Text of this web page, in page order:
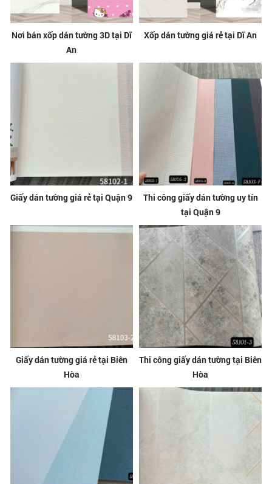
Nơi bán xốp dán tường 3D tại Dĩ
An
Xốp dán tường giá rẻ tại Dĩ An
Giấy dán tường giá rẻ tại Quận 9
Thi công giấy dán tường uy tín
tại Quận 9
Giấy dán tường giá rẻ tại Biên
Hòa
Thi công giấy dán tường tại Biên
Hòa